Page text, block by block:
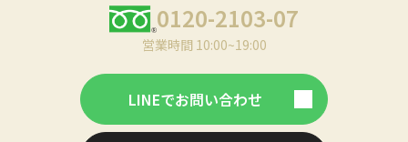
0120-2103-07
営業時間 10:00~19:00
LINEでお問い合わせ